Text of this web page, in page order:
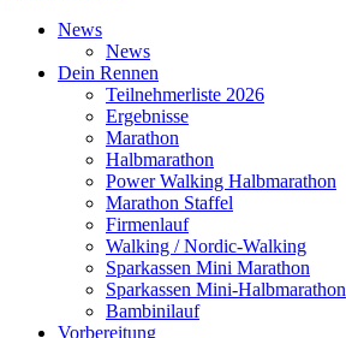
News
News
Dein Rennen
Teilnehmerliste 2026
Ergebnisse
Marathon
Halbmarathon
Power Walking Halbmarathon
Marathon Staffel
Firmenlauf
Walking / Nordic-Walking
Sparkassen Mini Marathon
Sparkassen Mini-Halbmarathon
Bambinilauf
Vorbereitung